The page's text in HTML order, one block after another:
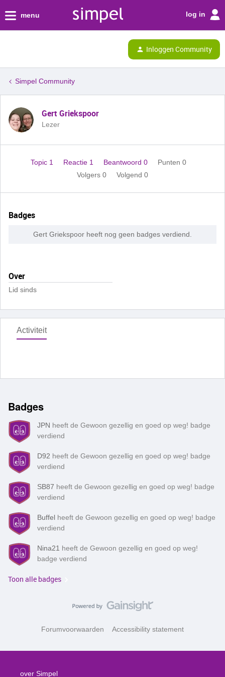
menu log in
Inloggen Community
Simpel Community
Gert Griekspoor
Lezer
Topic 1 Reactie 1 Beantwoord 0
Punten 0
Volgers 0 Volgend 0
Badges
Gert Griekspoor heeft nog geen badges verdiend.
Over
Lid sinds
Activiteit
Badges
JPN heeft de Gewoon gezellig en goed op weg! badge
verdiend
D92 heeft de Gewoon gezellig en goed op weg! badge
verdiend
SB87 heeft de Gewoon gezellig en goed op weg! badge
verdiend
Buffel heeft de Gewoon gezellig en goed op weg! badge
verdiend
Nina21 heeft de Gewoon gezellig en goed op weg!
badge verdiend
Toon alle badges
Forumvoorwaarden Accessibility statement
over Simpel